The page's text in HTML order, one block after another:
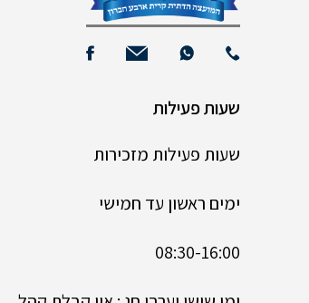
שעות פעילות
שעות פעילות מזכירות
ימים ראשון עד חמישי
08:30-16:00